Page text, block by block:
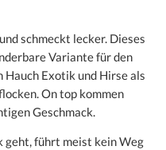
schmeckt lecker. Dieses
Variante für den
Hauch Exotik und Hirse als
On top kommen
Geschmack.
geht, führt meist kein Weg